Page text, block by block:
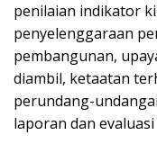
penilaian indikator
penyelenggaraan
pembangunan,
diambil, ketaatan
perundang-
laporan dan